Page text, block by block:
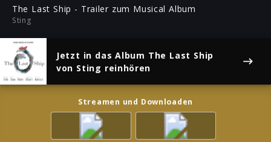
The Last Ship - Trailer zum Musical Album
Sting
Jetzt in das Album The Last Ship
von Sting reinhören
Streamen und Downloaden